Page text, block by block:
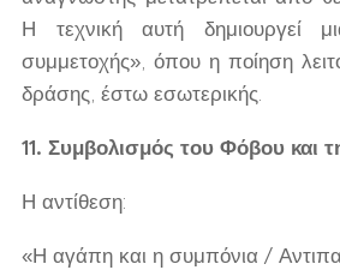
Η τεχνική αυτή δημιουργεί
συμμετοχής», όπου η ποίηση
δράσης, έστω εσωτερικής.
11. Συμβολισμός του Φόβου και
Η αντίθεση:
«Η αγάπη και η συμπόνια /